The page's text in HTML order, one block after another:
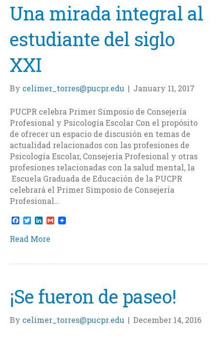
Una mirada integral al
estudiante del siglo
XXI
By celimer_torres@pucpr.edu | January 11, 2017
PUCPR celebra Primer Simposio de Consejería
Profesional y Psicología Escolar Con el propósito
de ofrecer un espacio de discusión en temas de
actualidad relacionados con las profesiones de
Psicología Escolar, Consejería Profesional y otras
profesiones relacionadas con la salud mental, la
Escuela Graduada de Educación de la PUCPR
celebrará el Primer Simposio de Consejería
Profesional…
F
a
c
e
o
T
w
i
t
r
L
n
k
I
G
m
Read More
¡Se fueron de paseo!
By celimer_torres@pucpr.edu | December 14, 2016